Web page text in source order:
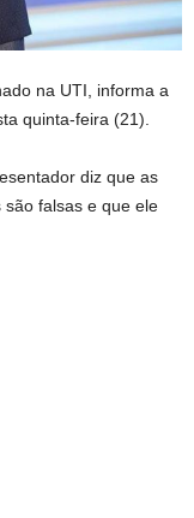
na UTI, informa a
quinta-feira (21).
diz que as
falsas e que ele